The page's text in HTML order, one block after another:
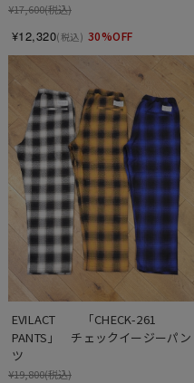
¥17,600(税込)
¥12,320(税込) 30%OFF
EVILACT 　　「CHECK-261
PANTS」　チェックイージーパン
ツ
¥19,800(税込)